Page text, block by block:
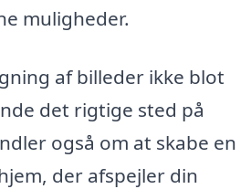
muligheder.
af billeder ikke blot
det rigtige sted på
også om at skabe en
der afspejler din